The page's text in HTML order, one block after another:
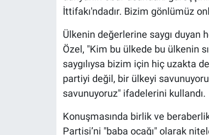
İttifakı'ndadır. Bizim gönlümüz
Ülkenin değerlerine saygı
Özel, "Kim bu ülkede bu ülkenin
saygılıysa bizim için hiç uzakta
partiyi değil, bir ülkeyi
savunuyoruz" ifadelerini kullandı.
Konuşmasında birlik ve
Partisi’ni "baba ocağı" olarak